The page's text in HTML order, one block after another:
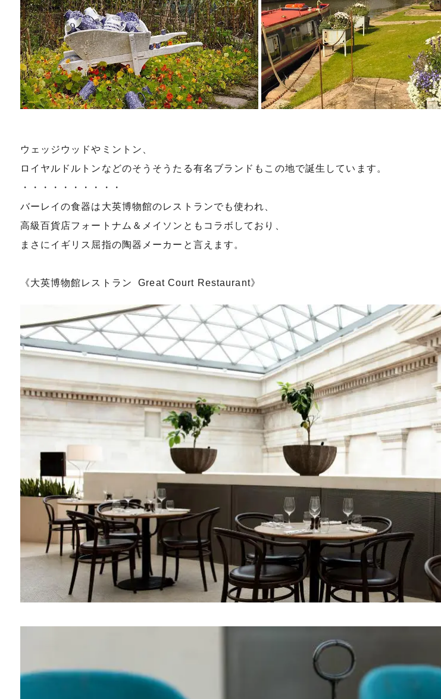
ウェッジウッドやミントン、
ロイヤルドルトンなどのそうそうたる有名ブランドもこの地で誕生しています。
・・・・・・・・・・
バーレイの食器は大英博物館のレストランでも使われ、
高級百貨店フォートナム＆メイソンともコラボしており、
まさにイギリス屈指の陶器メーカーと言えます。
《大英博物館レストラン Great Court Restaurant》